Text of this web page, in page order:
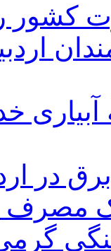
به۵۰ اثر
مصرف